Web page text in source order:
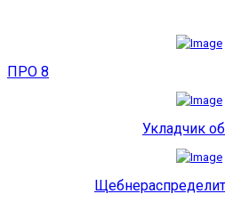
ПРО 8
Укладчик